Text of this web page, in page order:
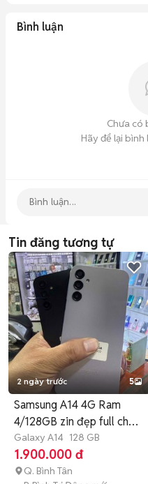
Bình luận
Chưa có
Hãy để lại
Tin đăng tương tự
2 ngày trước 5
Samsung A14 4G Ram
4/128GB zin đẹp full chức
năng
Galaxy A14 128 GB
1.900.000 đ
Q. Bình Tân